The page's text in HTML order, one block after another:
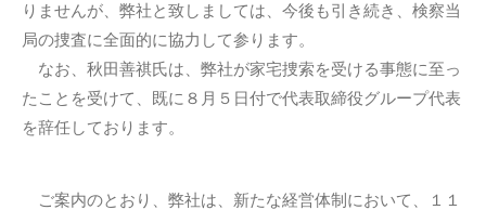
りませんが、弊社と致しましては、今後も引き続き、検察当
局の捜査に全面的に協力して参ります。
なお、秋田善祺氏は、弊社が家宅捜索を受ける事態に至っ
たことを受けて、既に８月５日付で代表取締役グループ代表
を辞任しております。
ご案内のとおり、弊社は、新たな経営体制において、１１